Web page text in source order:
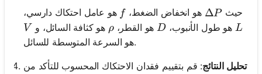
حيث
\Delta P
ΔP هو انخفاض الضغط، ff هو عامل احتكاك دارسي،
L
L هو طول الأنبوب، D
D هو القطر،
\rho
ρ هو كثافة السائل، و V
V
هو السرعة المتوسطة للسائل.
تحليل النتائج: قم بتقييم فقدان الاحتكاك المحسوب للتأكد من